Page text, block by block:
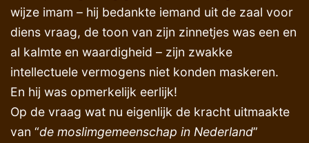
wijze imam – hij bedankte iemand uit de zaal voor
diens vraag, de toon van zijn zinnetjes was een en
al kalmte en waardigheid – zijn zwakke
intellectuele vermogens niet konden maskeren.
En hij was opmerkelijk eerlijk!
Op de vraag wat nu eigenlijk de kracht uitmaakte
van “de moslimgemeenschap in Nederland”